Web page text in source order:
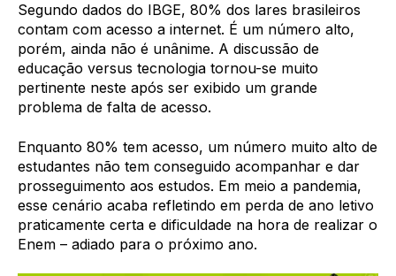
Segundo dados do IBGE, 80% dos lares brasileiros
contam com acesso a internet. É um número alto,
porém, ainda não é unânime. A discussão de
educação versus tecnologia tornou-se muito
pertinente neste após ser exibido um grande
problema de falta de acesso.
Enquanto 80% tem acesso, um número muito alto de
estudantes não tem conseguido acompanhar e dar
prosseguimento aos estudos. Em meio a pandemia,
esse cenário acaba refletindo em perda de ano letivo
praticamente certa e dificuldade na hora de realizar o
Enem – adiado para o próximo ano.